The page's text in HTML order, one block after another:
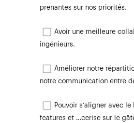
prenantes sur nos priorités.
Avoir une meilleure
ingénieurs.
Améliorer notre
notre communication entre
Pouvoir s’aligner avec
features et …cerise sur le